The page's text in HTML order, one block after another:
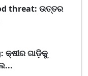
threat: ଉତ୍ତର
କ୍ଷୀର ଗାଡ଼ିକୁ